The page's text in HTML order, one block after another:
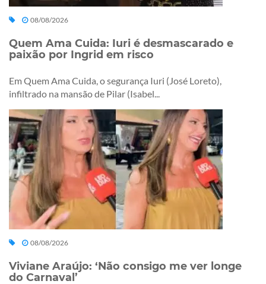
08/08/2026
Quem Ama Cuida: Iuri é desmascarado e
paixão por Ingrid em risco
Em Quem Ama Cuida, o segurança Iuri (José Loreto),
infiltrado na mansão de Pilar (Isabel...
08/08/2026
Viviane Araújo: ‘Não consigo me ver longe
do Carnaval’